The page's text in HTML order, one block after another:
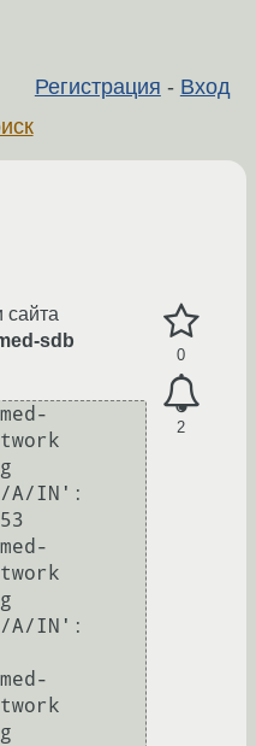
Регистрация - Вход
0
2
сайта
sdb
A/IN':
A/IN':